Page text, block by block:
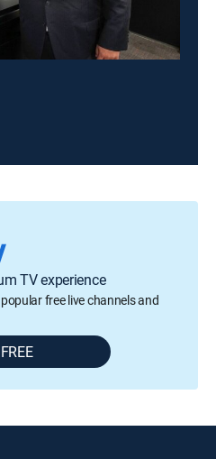
TV experience
free live channels and